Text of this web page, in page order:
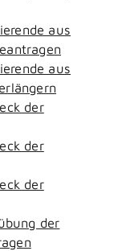
aus
aus
der
der
der
der